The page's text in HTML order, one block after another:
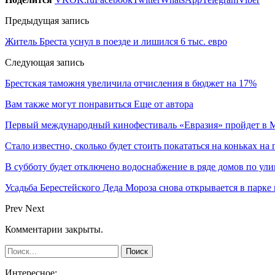
Предыдущая запись
Житель Бреста уснул в поезде и лишился 6 тыс. евро
Следующая запись
Брестская таможня увеличила отчисления в бюджет на 17%
Вам также могут понравиться Еще от автора
Первый международный кинофестиваль «Евразия» пройдет в
Стало известно, сколько будет стоить покататься на коньках
В субботу будет отключено водоснабжение в ряде домов по
Усадьба Берестейского Деда Мороза снова открывается в
Prev Next
Комментарии закрыты.
Интересное: